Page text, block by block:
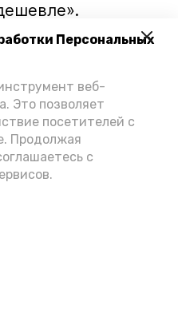
Персональных
веб-
Это позволяет
посетителей с
Продолжая
с